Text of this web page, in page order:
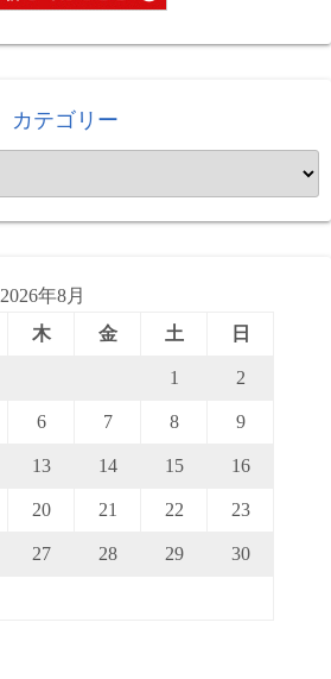
カテゴリー
2026年8月
木 金 土 日
1 2
6 7 8 9
13 14 15 16
20 21 22 23
27 28 29 30